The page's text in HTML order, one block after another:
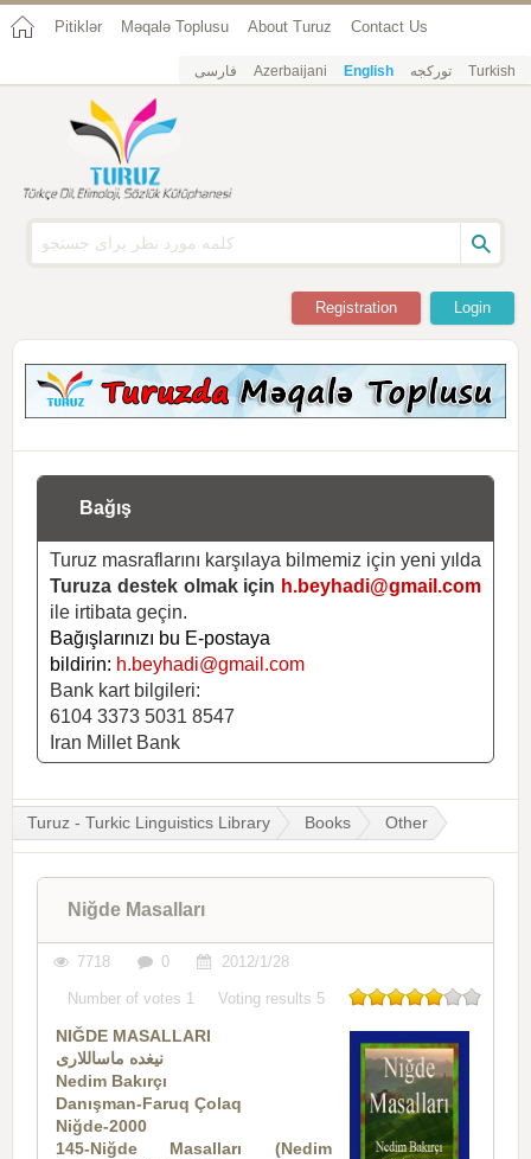
Pitiklər Məqalə Toplusu About Turuz Contact Us
فارسی Azerbaijani English تورکجه Turkish
Login
Registration
Bağış
Turuz masraflarını karşılaya bilmemiz için yeni yılda
Turuza destek olmak için h.beyhadi@gmail.com
ile irtibata geçin.
Bağışlarınızı bu E-postaya
bildirin: h.beyhadi@gmail.com
Bank kart bilgileri:
6104 3373 5031 8547
Iran Millet Bank
Turuz - Turkic Linguistics Library Books Other
Niğde Masalları
7718 0 2012/1/28
Number of votes 1 Voting results 5
NIĞDE MASALLARI
نیغده ماساللاری
Nedim Bakırçı
Danışman-Faruq Çolaq
Niğde-2000
145-Niğde Masalları (Nedim